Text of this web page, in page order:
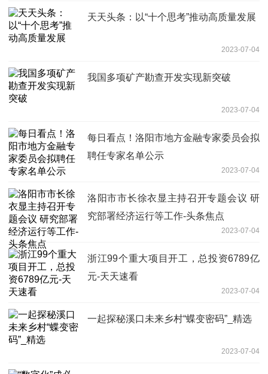
天天头条：以“十个思考”推动高质量发展
2023-07-04
我国多项矿产勘查开发实现新突破
2023-07-04
每日看点！洛阳市地方金融专家委员会拟
聘任专家名单公示
2023-07-04
洛阳市市长徐衣显主持召开专题会议 研
究部署经济运行等工作-头条焦点
2023-07-04
浙江99个重大项目开工，总投资6789亿
元-天天速看
2023-07-04
一起探秘溪口未来乡村“蝶变密码”_精选
2023-07-04